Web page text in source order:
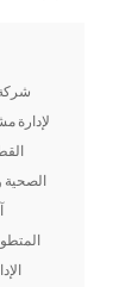
لإدارة
الصحية